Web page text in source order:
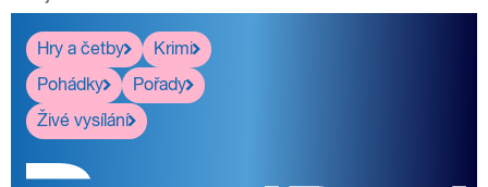
Hry a četby
Krimi
Pohádky
Pořady
Živé vysílání